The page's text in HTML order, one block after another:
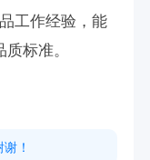
工作经验，能
标准。
！